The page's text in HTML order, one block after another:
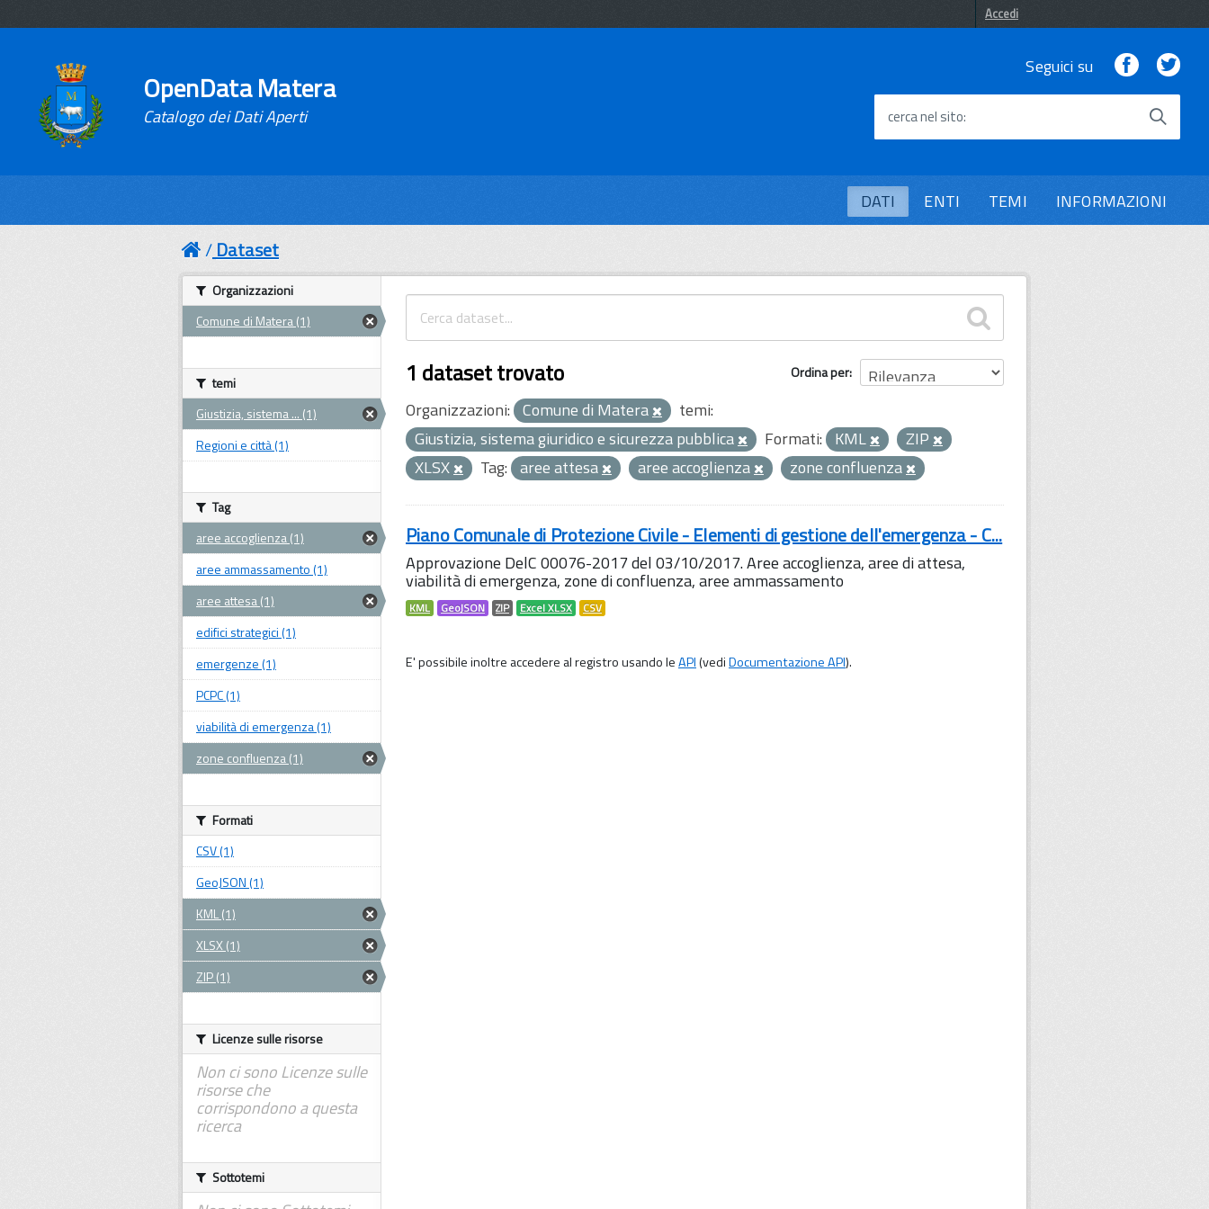
Accedi
OpenData Matera
Catalogo dei Dati Aperti
Seguici su Facebook
cerca nel sito
DATI ENTI TEMI INFORMAZIONI
Dataset
Ordina per
1 dataset trovato
Organizzazioni: Comune di Matera
temi:
Giustizia, sistema giuridico e sicurezza pubblica
Formati: KML
ZIP
XLSX
Tag: aree attesa aree accoglienza zone confluenza
Piano Comunale di Protezione Civile - Elementi di gestione dell'emergenza - C...
Approvazione DelC 00076-2017 del 03/10/2017. Aree accoglienza, aree di attesa,
viabilità di emergenza, zone di confluenza, aree ammassamento
KML GeoJSON ZIP Excel XLSX CSV
E' possibile inoltre accedere al registro usando leAPI(vediDocumentazione API).
Organizzazioni
Comune di Matera (1)
temi
Giustizia, sistema ... (1)
Regioni e città (1)
Tag
aree accoglienza (1)
aree ammassamento (1)
aree attesa (1)
edifici strategici (1)
emergenze (1)
PCPC (1)
viabilità di emergenza (1)
zone confluenza (1)
Formati
CSV (1)
GeoJSON (1)
KML (1)
XLSX (1)
ZIP (1)
Licenze sulle risorse
Non ci sono Licenze sulle
risorse che
corrispondono a questa
ricerca
Sottotemi